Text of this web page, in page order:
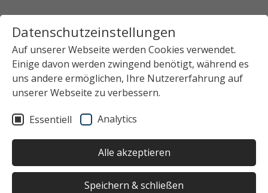
Datenschutzeinstellungen
Auf unserer Webseite werden Cookies verwendet.
Einige davon werden zwingend benötigt, während es
uns andere ermöglichen, Ihre Nutzererfahrung auf
unserer Webseite zu verbessern.
Essentiell Analytics
Alle akzeptieren
Speichern & schließen
Startseite
Das Studierendenwerk Hamburg
Newsübersicht
News-Detailansicht
Keinen Beitrag ausgewählt